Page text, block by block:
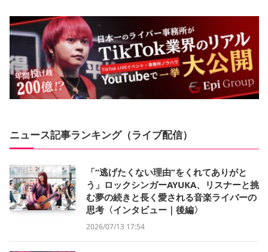
ニュース記事ランキング（ライブ配信）
「“逃げたくない理由”をくれてありがと
う」ロックシンガーAYUKA、リスナーと挑
む夢の続きと長く愛される音楽ライバーの
思考〈インタビュー｜後編〉
2026/07/13 17:54